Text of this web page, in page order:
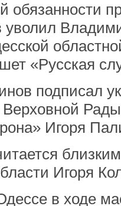
обязанности
уволил
«Русская
подписал
Верховной
Игоря
Игоря
в ходе